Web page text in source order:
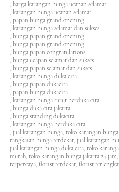
, harga karangan bunga ucapan selamat
, karangan bunga ucapan selamat
, papan bunga grand opening
, karangan bunga selamat dan sukses
, bunga papan grand opening
, bunga papan grand opening
, bunga papan congratulations
, bunga ucapan selamat dan sukses
, bunga papan selamat dan sukses
, karangan bunga duka cita
, bunga papan dukacita
, papan bunga dukacita
, karangan bunga turut berduka cita
, bunga duka cita jakarta
, bunga standing dukacita
, karangan bunga berduka cita
, jual karangan bunga, toko karangan
rangkaian bunga terdekat, jual karangan
jual karangan bunga duka cita, toko
murah, toko karangan bunga jakarta 24 jam
terpercaya, florist terdekat, florist